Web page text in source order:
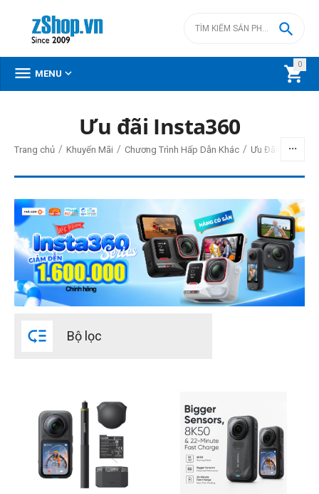
0


 MENU 
đ– đ
0đ 24990000đ
Cấp độ chuyên nghiệp
Action camera
Ưu đãi Insta360
Trang chủ / Khuyến Mãi / Chương Trình Hấp Dẫn Khác / Ưu Đãi Action
 Bộ lọc